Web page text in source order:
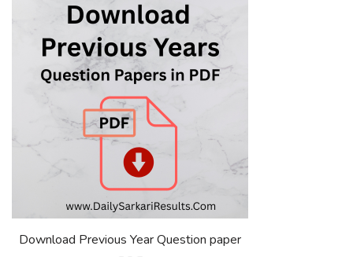
Download Previous Year Question paper